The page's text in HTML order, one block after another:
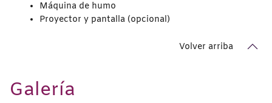
Máquina de humo
Proyector y pantalla (opcional)
Volver arriba
Galería